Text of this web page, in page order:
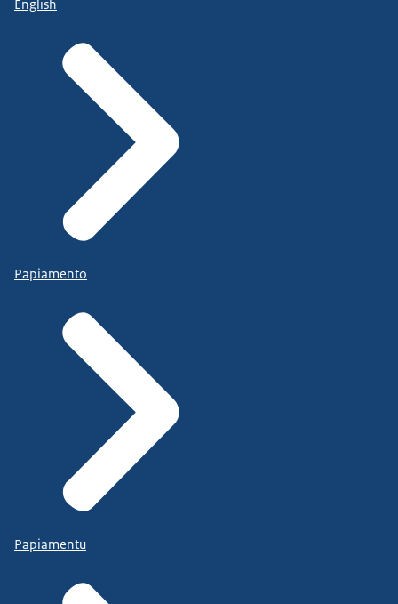
English
Papiamento
Papiamentu